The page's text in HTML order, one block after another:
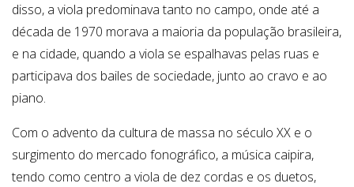
disso, a viola predominava tanto no campo, onde até a
década de 1970 morava a maioria da população brasileira,
e na cidade, quando a viola se espalhavas pelas ruas e
participava dos bailes de sociedade, junto ao cravo e ao
piano.
Com o advento da cultura de massa no século XX e o
surgimento do mercado fonográfico, a música caipira,
tendo como centro a viola de dez cordas e os duetos,